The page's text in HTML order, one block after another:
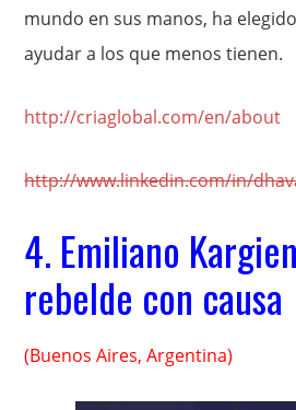
mundo en sus manos, ha
ayudar a los que menos tienen.
http://criaglobal.com/en/about
http://www.linkedin.com/in/
4. Emiliano
rebelde con causa
(Buenos Aires, Argentina)